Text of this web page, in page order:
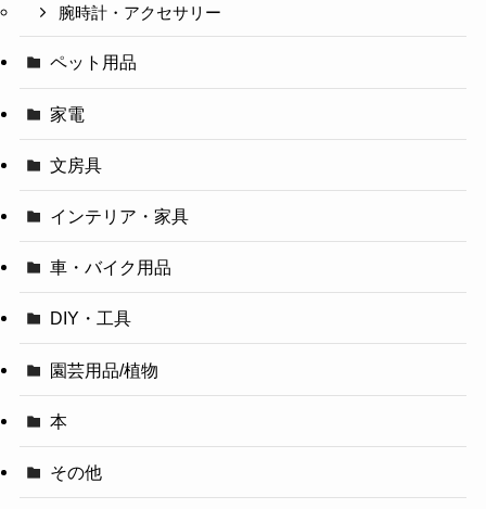
腕時計・アクセサリー
ペット用品
家電
文房具
インテリア・家具
車・バイク用品
DIY・工具
園芸用品/植物
本
その他